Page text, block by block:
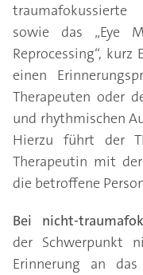
sowie das „Eye
Reprocessing“,
einen
Therapeuten oder
und rhythmischen
Hierzu führt der
Therapeutin mit
die betroffene
Bei nicht-
der Schwerpunkt
Erinnerung an